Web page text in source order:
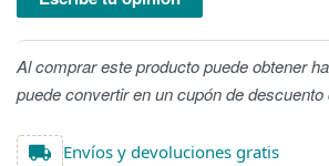
Al comprar este producto puede obtener
puede convertir en un cupón de descuento
Envíos y devoluciones gratis